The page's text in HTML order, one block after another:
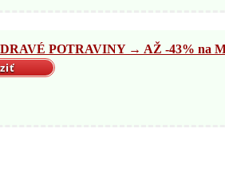
POTRAVINY → AŽ -43% na